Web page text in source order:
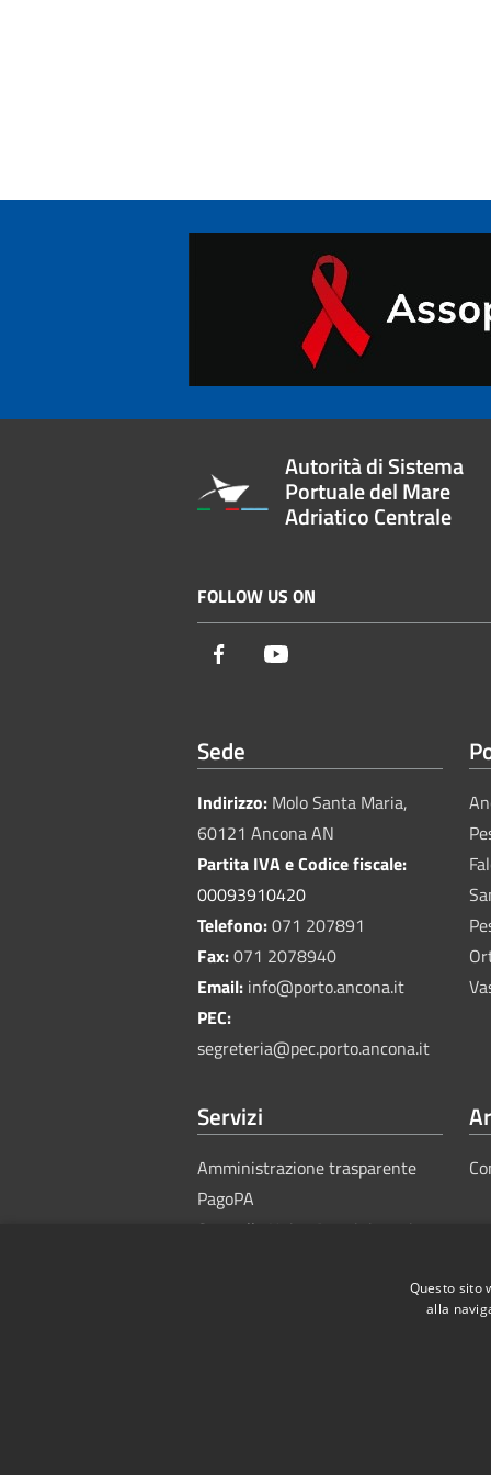
Autorità di Sistema
Portuale del Mare
Adriatico Centrale
FOLLOW US ON
Facebook
Sede
Indirizzo: Molo Santa Maria,
60121 Ancona AN
Partita IVA e Codice fiscale:
00093910420
Telefono:071 207891
Fax:071 2078940
Email: info@porto.ancona.it
PEC:
segreteria@pec.porto.ancona.it
Servizi
Amministrazione trasparente
PagoPA
Sportello Unico Amministrativo
Questo sito
alla